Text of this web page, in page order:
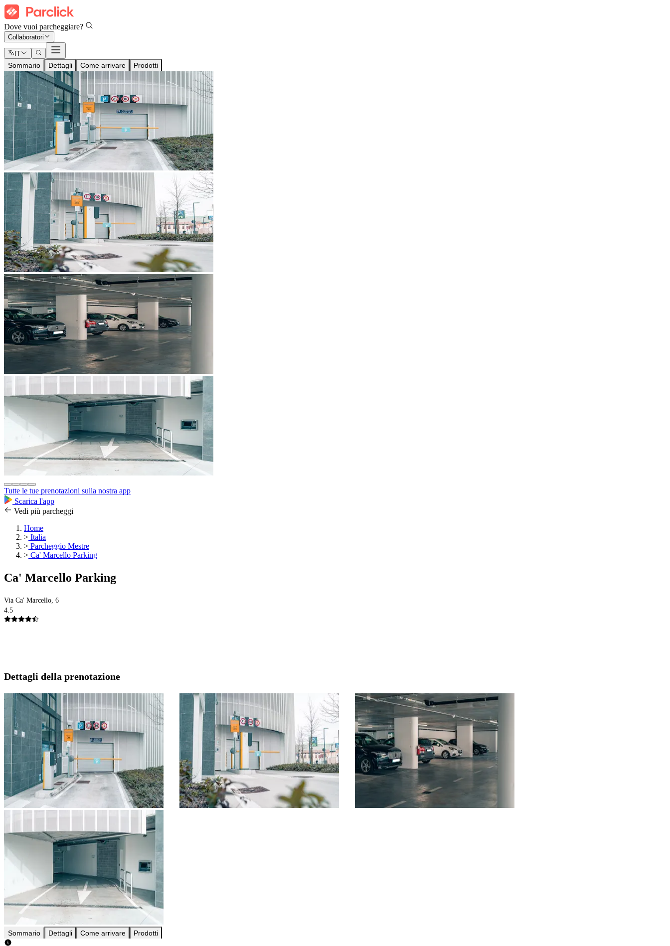
Dove vuoi parcheggiare?
Collaboratori
IT
Sommario Dettagli Come arrivare Prodotti
Tutte le tue prenotazioni sulla nostra app
Scarica l'app
Vedi più parcheggi
Home
> Italia
> Parcheggio Mestre
> Ca' Marcello Parking
Ca' Marcello Parking
Via Ca' Marcello, 6
4.5
Dettagli della prenotazione
Sommario Dettagli Come arrivare Prodotti